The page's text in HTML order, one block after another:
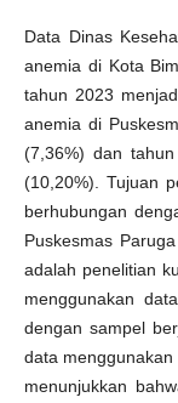
Data Dinas
anemia di Kota
tahun 2023
anemia di
(7,36%) dan
(10,20%). Tujuan
berhubungan
Puskesmas
adalah penelitian
menggunakan
dengan sampel
data
menunjukkan